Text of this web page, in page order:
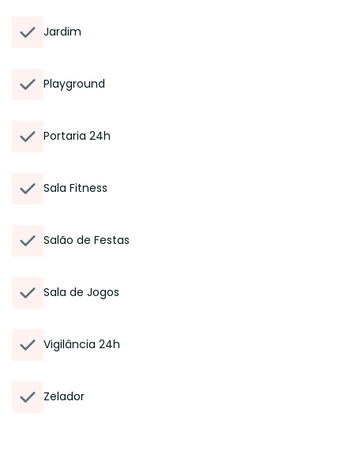
Jardim
Playground
Portaria 24h
Sala Fitness
Salão de Festas
Sala de Jogos
Vigilância 24h
Zelador